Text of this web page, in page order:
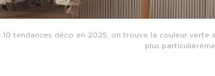
10 tendances déco en 2025, on trouve la couleur
plus